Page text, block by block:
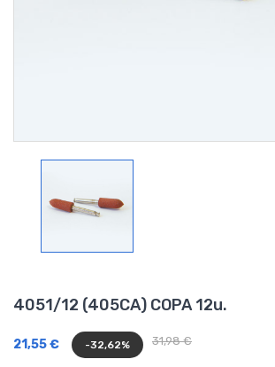
4051/12 (405CA) COPA 12u.
31,98 €
21,55 € -32,62%